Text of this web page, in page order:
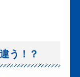
う！？